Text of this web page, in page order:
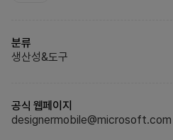
분류
생산성&도구
공식 웹페이지
designermobile@microsoft.com